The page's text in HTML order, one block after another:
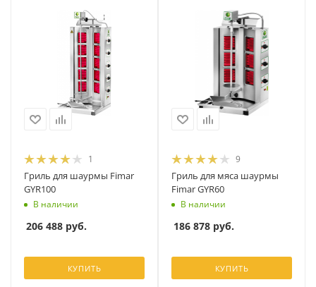
1
Гриль для шаурмы Fimar
GYR100
В наличии
206 488 руб.
КУПИТЬ
9
Гриль для мяса шаурмы
Fimar GYR60
В наличии
186 878 руб.
КУПИТЬ